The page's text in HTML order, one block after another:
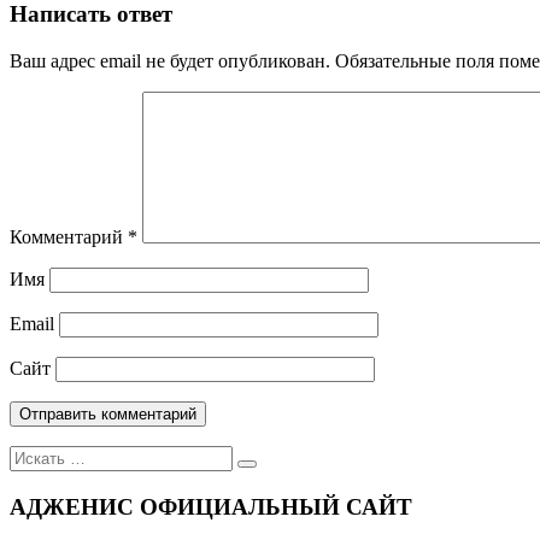
Написать ответ
Ваш адрес email не будет опубликован. Обязательные поля
Комментарий *
Имя
Email
Сайт
Поиск
для:
АДЖЕНИС ОФИЦИАЛЬНЫЙ САЙТ